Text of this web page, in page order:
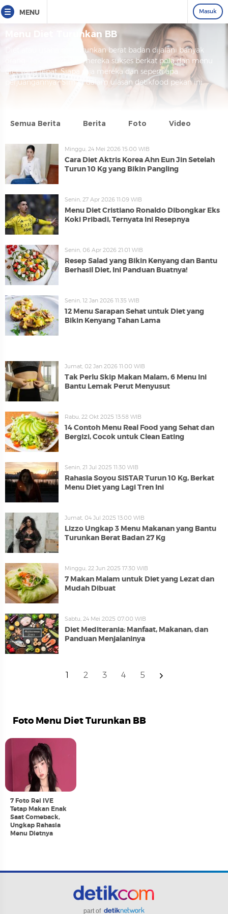
MENU Masuk
Menu Diet Turunkan BB
Diet atau usaha menurunkan berat badan dijalani banyak
orang. Tak sedikit dari mereka sukses berkat pola dan menu
diet yang tepat. Siapa saja mereka dan seperti apa
perjuangannya? Simak dalam ulasan detikfood pekan ini.
Semua Berita Berita Foto Video
Minggu, 24 Mei 2026 15:00 WIB
Cara Diet Aktris Korea Ahn Eun Jin Setelah
Turun 10 Kg yang Bikin Pangling
Senin, 27 Apr 2026 11:09 WIB
Menu Diet Cristiano Ronaldo Dibongkar Eks
Koki Pribadi, Ternyata Ini Resepnya
Senin, 06 Apr 2026 21:01 WIB
Resep Salad yang Bikin Kenyang dan Bantu
Berhasil Diet, Ini Panduan Buatnya!
Senin, 12 Jan 2026 11:35 WIB
12 Menu Sarapan Sehat untuk Diet yang
Bikin Kenyang Tahan Lama
Jumat, 02 Jan 2026 11:00 WIB
Tak Perlu Skip Makan Malam, 6 Menu Ini
Bantu Lemak Perut Menyusut
Rabu, 22 Okt 2025 13:58 WIB
14 Contoh Menu Real Food yang Sehat dan
Bergizi, Cocok untuk Clean Eating
Senin, 21 Jul 2025 11:30 WIB
Rahasia Soyou SISTAR Turun 10 Kg, Berkat
Menu Diet yang Lagi Tren Ini
Jumat, 04 Jul 2025 13:00 WIB
Lizzo Ungkap 3 Menu Makanan yang Bantu
Turunkan Berat Badan 27 Kg
Minggu, 22 Jun 2025 17:30 WIB
7 Makan Malam untuk Diet yang Lezat dan
Mudah Dibuat
Sabtu, 24 Mei 2025 07:00 WIB
Diet Mediterania: Manfaat, Makanan, dan
Panduan Menjalaninya
1 2 3 4 5
Foto Menu Diet Turunkan BB
7 Foto Rei IVE
Tetap Makan Enak
Saat Comeback,
Ungkap Rahasia
Menu Dietnya
part of